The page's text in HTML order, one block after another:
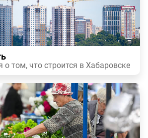
том, что строится в Хабаровске